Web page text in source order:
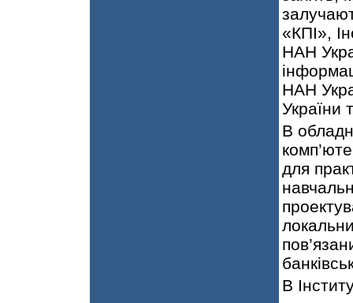
«КПІ»,
НАН
НАН
України
В
для
В